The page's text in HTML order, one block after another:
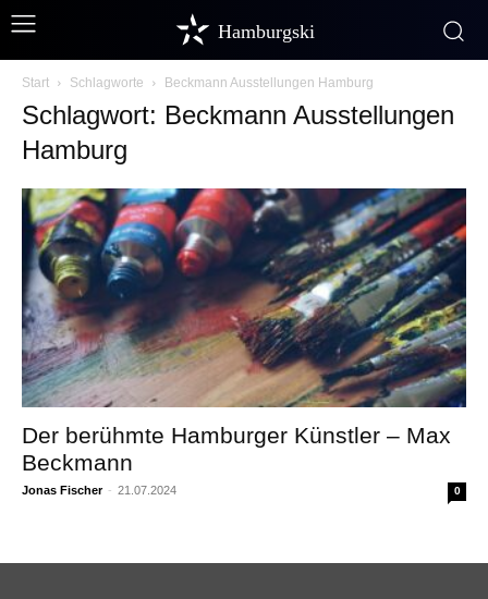
Hamburgski
Start Schlagworte Beckmann Ausstellungen Hamburg
Schlagwort: Beckmann Ausstellungen
Hamburg
Der berühmte Hamburger Künstler – Max
Beckmann
Jonas Fischer - 21.07.2024 0